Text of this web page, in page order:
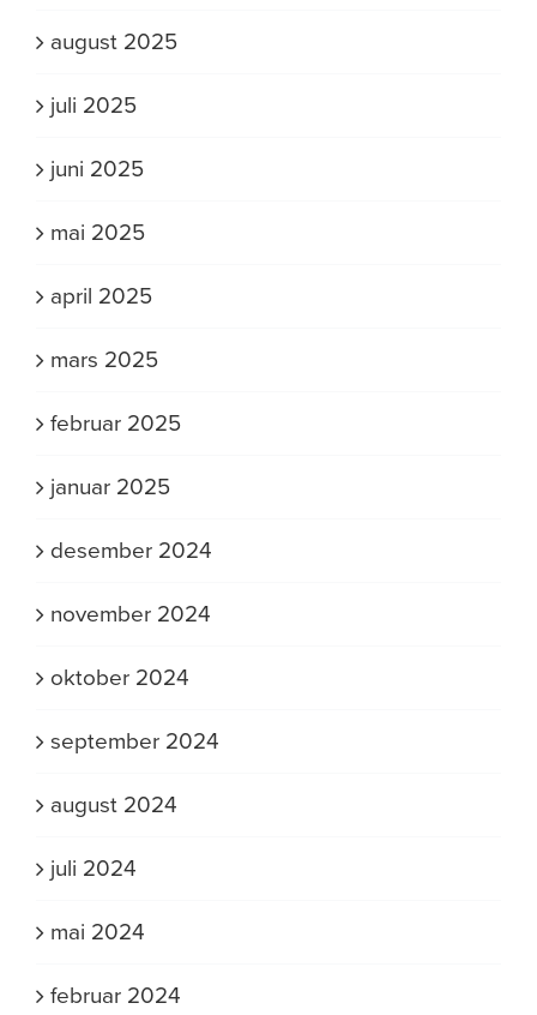
august 2025
juli 2025
juni 2025
mai 2025
april 2025
mars 2025
februar 2025
januar 2025
desember 2024
november 2024
oktober 2024
september 2024
august 2024
juli 2024
mai 2024
februar 2024